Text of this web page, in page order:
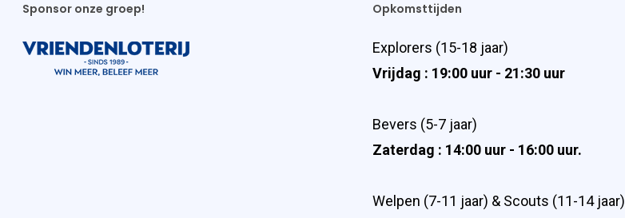
Sponsor onze groep! Opkomsttijden
Explorers (15-18 jaar)
Vrijdag : 19:00 uur - 21:30 uur
Bevers (5-7 jaar)
Zaterdag : 14:00 uur - 16:00 uur.
Welpen (7-11 jaar) & Scouts (11-14 jaar)